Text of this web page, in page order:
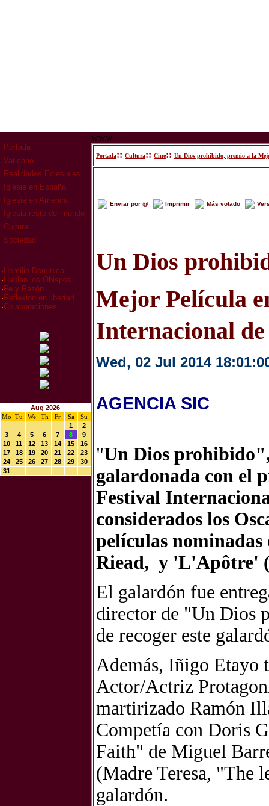
Portada
Vaticano
Realidades Eclesiales
Iglesia en España
Iglesia en América
Iglesia resto del mundo
Cultura
Sociedad
· Homilia Dominical
· Hablan los Obispos
· Fe y Razón
· Reflexion en libertad
·Colaboraciones
Aug 2026
Mo
Tu We Th Fr Sa
Su
1
2
3
4 5 6 7 8
9
10
11 12 13 14 15
16
17
18 19 20 21 22
23
24
25 26 27 28 29
30
31
www
Portada:: Cultura:: Cine:: Un Dios prohibido, premio a la
Enviar por @ Imprimir Más votado
Un Dios
Mejor Película
Internacional de
Wed, 02 Jul 2014
AGENCIA SIC
"Un Dios
galardonada con el
Festival
considerados los
películas
Riead, y 'L'Apôtre'
El galardón fue
director de "Un Dios
de recoger este
Además, Iñigo Etayo
Actor/Actriz
martirizado Ramón
Competía con Doris
Faith" de Miguel
(Madre Teresa, "The
galardón.